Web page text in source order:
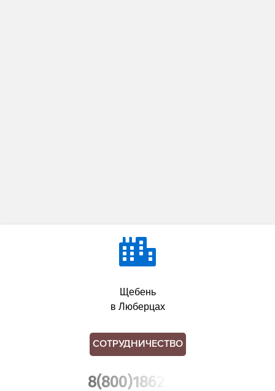
Щебень
в Люберцах
СОТРУДНИЧЕСТВО
8(800)1862102